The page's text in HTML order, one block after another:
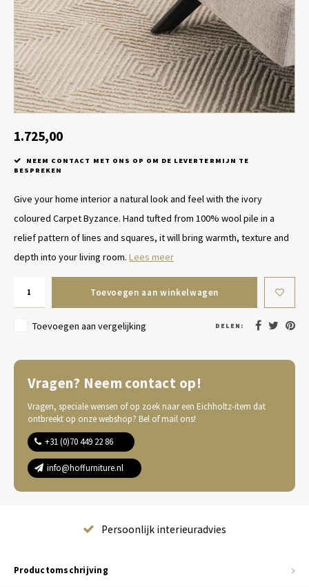
Tafel lampen draadloos
Plantenbakken
Schalen & Servies
Dozen & Juwelenboxen
Geurstokjes
Kunst
Object
Spellen
1.725,00
NEEM CONTACT MET ONS OP OM DE LEVERTERMIJN TE
BESPREKEN
Give your home interior a natural look and feel with the ivory
coloured Carpet Byzance. Hand tufted from 100% wool pile in a
relief pattern of lines and squares, it will bring warmth, texture and
depth into your living room. Lees meer
Toevoegen aan winkelwagen
Toevoegen aan vergelijking DELEN:
Vragen? Neem contact op!
Vragen, speciale wensen of op zoek naar een Eichholtz-item dat
ontbreekt op onze webshop? Bel of mail ons!
+31 (0)70 449 22 86
info@hoffurniture.nl
Complete wooninrichting
Productomschrijving